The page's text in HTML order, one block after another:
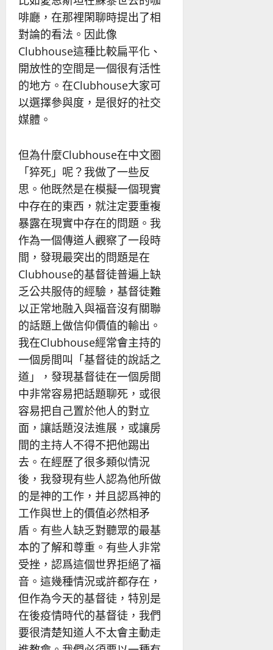
啡廳，在那裡閑聊時提出了相
對論的看法。因此像
Clubhouse這種比較扁平化、
開放性的空間是一個很有活性
的地方。在Clubhouse大家可
以選擇參與度，是很好的社交
媒體。
但為什麼Clubhouse在中文圈
「猝死」呢？我做了一些反
思。他既然是在模擬一個現實
中存在的東西，就注定要重複
暴露在現實中存在的問題。我
作為一個傳道人觀察了一段時
間，發現最突出的問題是在
Clubhouse的基督徒普遍上缺
乏公共服侍的經驗，基督徒難
以正常地融入與福音沒有關聯
的話題上做信仰價值的輸出。
我在Clubhouse經常會主持的
一個房間叫「基督徒的說話之
道」，發現基督徒在一個房間
中非常容易把話題聊死，或很
容易把自己置於他人的對立
面，讓話題沒法進展，或讓房
間的主持人不得不把他踢出
去。在經歷了很多類似情況
後，我發現有些人認為他所做
的是神的工作，并且認爲神的
工作與世上的價值必然相矛
盾。有些人缺乏對聽眾的最基
本的了解和尊重。有些人非常
受挫，認爲這個世界拒絕了福
音。這幾種情況或許都存在，
但作為今天的基督徒，特別是
在後疫情時代的基督徒，我們
要很清楚知道人不太會主動走